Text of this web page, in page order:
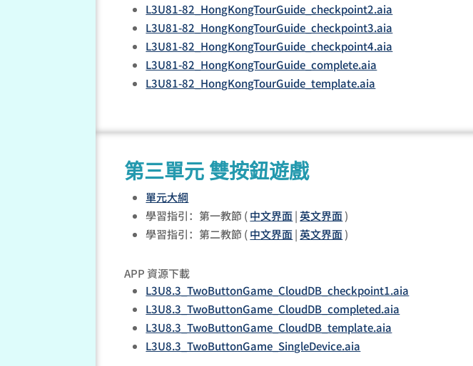
L3U81-82_HongKongTourGuide_checkpoint2.aia
L3U81-82_HongKongTourGuide_checkpoint3.aia
L3U81-82_HongKongTourGuide_checkpoint4.aia
L3U81-82_HongKongTourGuide_complete.aia
L3U81-82_HongKongTourGuide_template.aia
第三單元 雙按鈕遊戲
單元大綱
學習指引：第一教節 (中文界面|英文界面)
學習指引：第二教節 (中文界面|英文界面)
APP 資源下載
L3U8.3_TwoButtonGame_CloudDB_checkpoint1.aia
L3U8.3_TwoButtonGame_CloudDB_completed.aia
L3U8.3_TwoButtonGame_CloudDB_template.aia
L3U8.3_TwoButtonGame_SingleDevice.aia